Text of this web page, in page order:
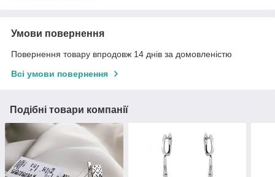
Умови повернення
Повернення товару впродовж 14 днів за домовленістю
Всі умови повернення
Подібні товари компанії